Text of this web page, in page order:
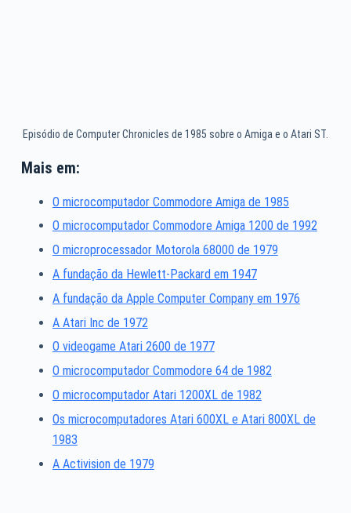
Episódio de Computer Chronicles de 1985 sobre o Amiga e o Atari ST.
Mais em:
O microcomputador Commodore Amiga de 1985
O microcomputador Commodore Amiga 1200 de 1992
O microprocessador Motorola 68000 de 1979
A fundação da Hewlett-Packard em 1947
A fundação da Apple Computer Company em 1976
A Atari Inc de 1972
O videogame Atari 2600 de 1977
O microcomputador Commodore 64 de 1982
O microcomputador Atari 1200XL de 1982
Os microcomputadores Atari 600XL e Atari 800XL de
1983
A Activision de 1979